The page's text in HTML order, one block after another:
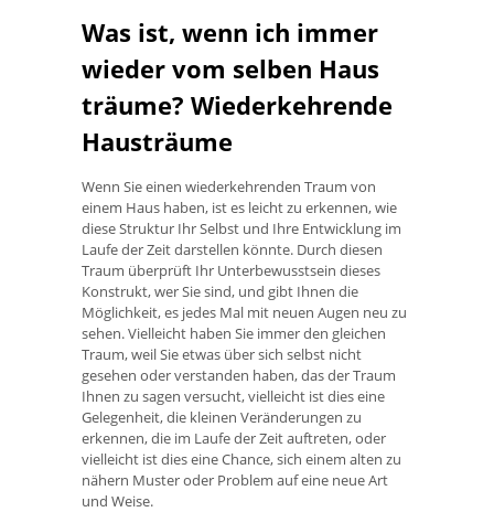
Was ist, wenn ich immer
wieder vom selben Haus
träume? Wiederkehrende
Hausträume
Wenn Sie einen wiederkehrenden Traum von
einem Haus haben, ist es leicht zu erkennen, wie
diese Struktur Ihr Selbst und Ihre Entwicklung im
Laufe der Zeit darstellen könnte. Durch diesen
Traum überprüft Ihr Unterbewusstsein dieses
Konstrukt, wer Sie sind, und gibt Ihnen die
Möglichkeit, es jedes Mal mit neuen Augen neu zu
sehen. Vielleicht haben Sie immer den gleichen
Traum, weil Sie etwas über sich selbst nicht
gesehen oder verstanden haben, das der Traum
Ihnen zu sagen versucht, vielleicht ist dies eine
Gelegenheit, die kleinen Veränderungen zu
erkennen, die im Laufe der Zeit auftreten, oder
vielleicht ist dies eine Chance, sich einem alten zu
nähern Muster oder Problem auf eine neue Art
und Weise.